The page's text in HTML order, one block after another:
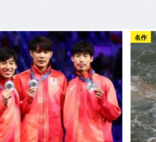
名作